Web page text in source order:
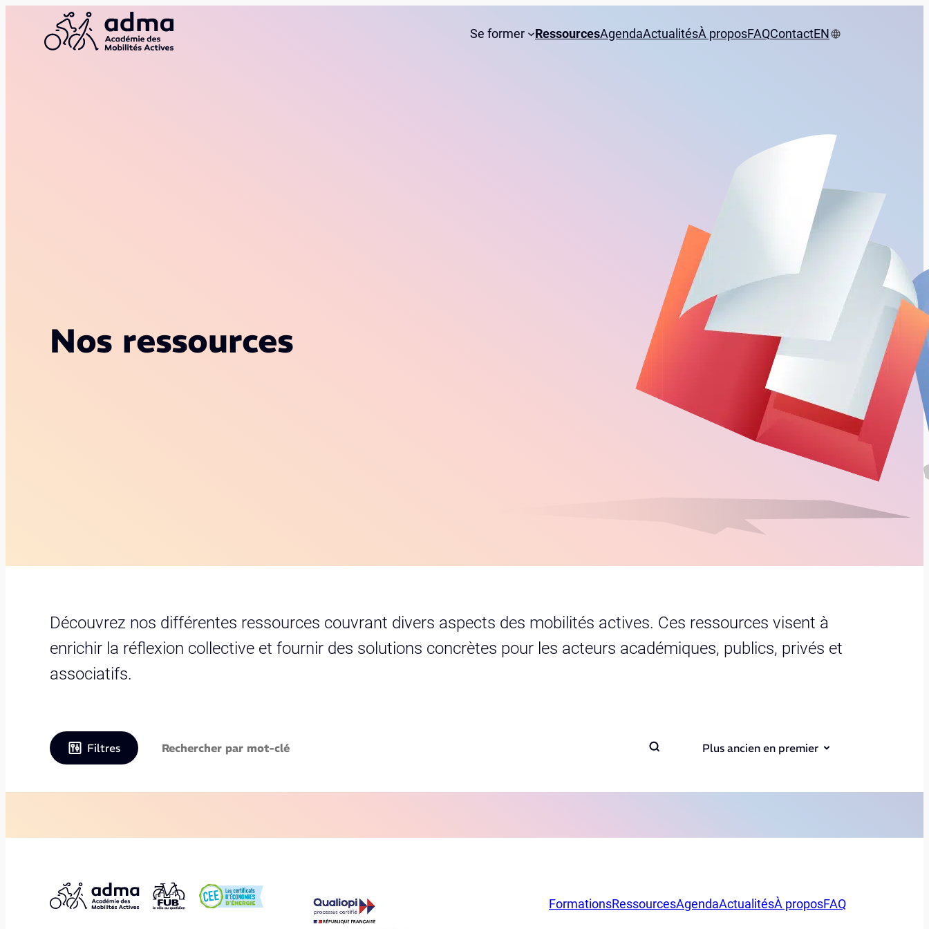
Se former RessourcesAgendaActualitésÀ proposFAQContactEN
Nos ressources
Découvrez nos différentes ressources couvrant divers aspects des mobilités actives. Ces ressources visent à
enrichir la réflexion collective et fournir des solutions concrètes pour les acteurs académiques, publics, privés et
associatifs.
Filtres Plus ancien en premier
FormationsRessourcesAgendaActualitésÀ proposFAQ